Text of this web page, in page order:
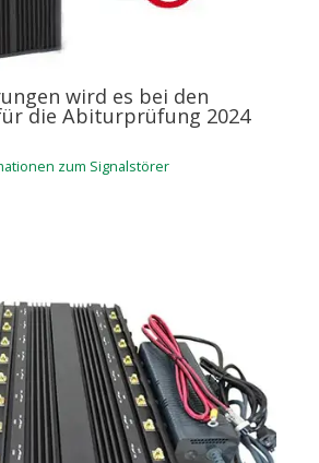
wird es bei den
die Abiturprüfung 2024
zum Signalstörer